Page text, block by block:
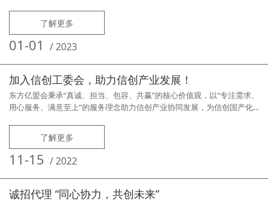
了解更多
01-01 /2023
加入信创工委会，助力信创产业发展！
东方亿盟会秉承“真诚、担当、包容、共赢”的核心价值观，以“专注需求、
用心服务、满意至上”的服务理念助力信创产业协同发展，为信创国产化
了解更多
11-15 /2022
诚招代理 “同心协力，共创未来”